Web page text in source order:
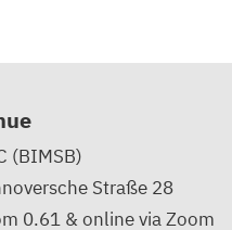
(BIMSB)
Straße 28
0.61 & online via Zoom